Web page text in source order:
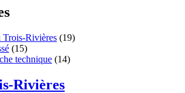
Rivières (19)
(15)
technique (14)
Rivières